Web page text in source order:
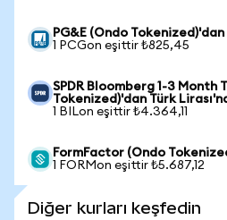
PG&E (Ondo Tokenized)'dan
1 PCGon eşittir ₺825,45
SPDR Bloomberg 1-3 Month
Tokenized)'dan Türk
1 BILon eşittir ₺4.364,11
FormFactor (Ondo
1 FORMon eşittir ₺5.687,12
Diğer kurları keşfedin